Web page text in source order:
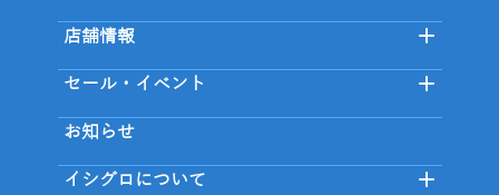
店舗情報
セール・イベント
お知らせ
イシグロについて